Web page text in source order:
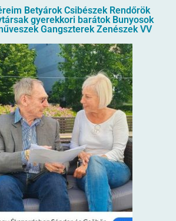
Betyárok Csibészek Rendőrök
gyerekkori barátok Bunyosok
Gangszterek Zenészek VV